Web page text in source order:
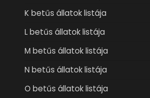
K betűs állatok listája
L betűs állatok listája
M betűs állatok listája
N betűs állatok listája
O betűs állatok listája